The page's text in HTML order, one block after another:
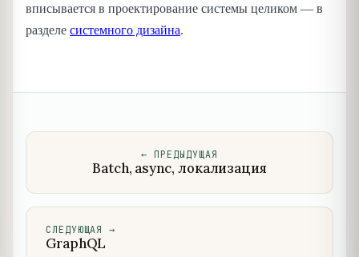
вписывается в проектирование системы целиком — в
разделе системного дизайна.
← ПРЕДЫДУЩАЯ
Batch, async, локализация
СЛЕДУЮЩАЯ →
GraphQL